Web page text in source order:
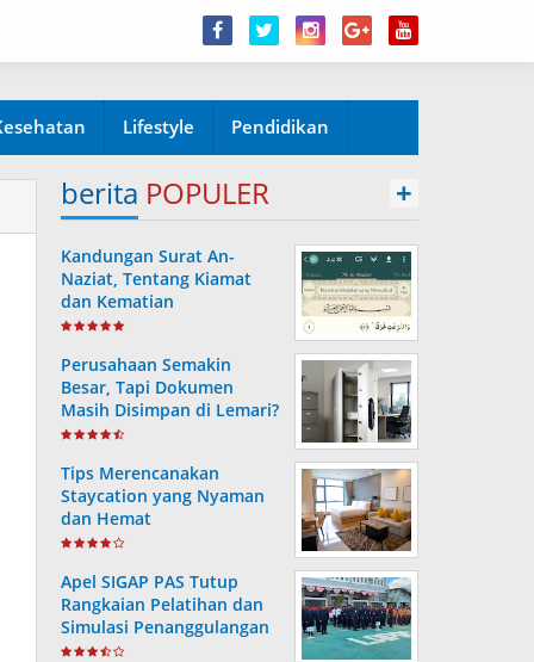
Lifestyle Pendidikan
berita POPULER +
Kandungan Surat An-
Naziat, Tentang Kiamat
dan Kematian
Perusahaan Semakin
Besar, Tapi Dokumen
Masih Disimpan di Lemari?
Ini Risiko yang Sering
Tips Merencanakan
Staycation yang Nyaman
dan Hemat
Apel SIGAP PAS Tutup
Rangkaian Pelatihan dan
Simulasi Penanggulangan
Bencana di Lapas